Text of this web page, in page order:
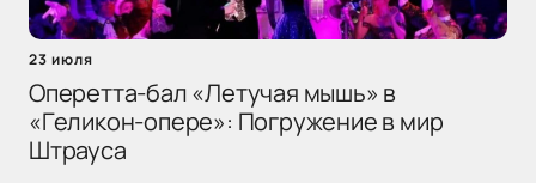
23 июля
Оперетта-бал «Летучая мышь» в
«Геликон-опере»: Погружение в мир
Штрауса